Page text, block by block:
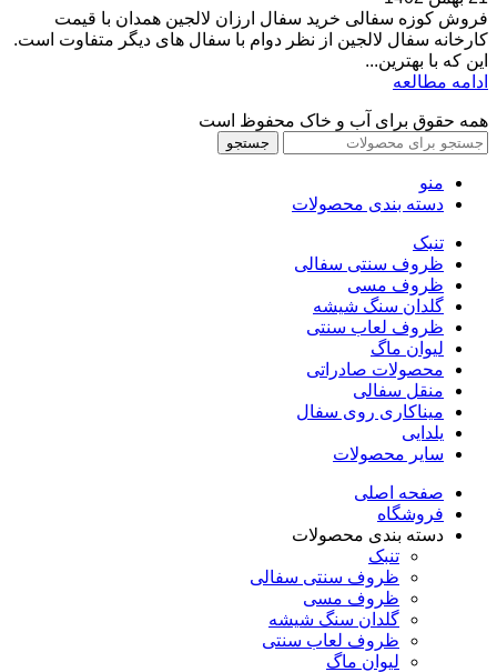
فروش کوزه سفالی خرید سفال ارزان لالجین همدان با قیمت
کارخانه سفال لالجین از نظر دوام با سفال های دیگر متفاوت است.
این که با بهترین...
ادامه مطالعه
همه حقوق برای آب و خاک محفوظ است
جستجو
منو
دسته بندی محصولات
تنبک
ظروف سنتی سفالی
ظروف مسی
گلدان سنگ شیشه
ظروف لعاب سنتی
لیوان ماگ
محصولات صادراتی
منقل سفالی
میناکاری روی سفال
یلدایی
سایر محصولات
صفحه اصلی
فروشگاه
دسته بندی محصولات
تنبک
ظروف سنتی سفالی
ظروف مسی
گلدان سنگ شیشه
ظروف لعاب سنتی
لیوان ماگ